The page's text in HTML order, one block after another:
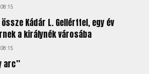
Kádár L. Gellérttel, egy év
a királynék városába
arc”